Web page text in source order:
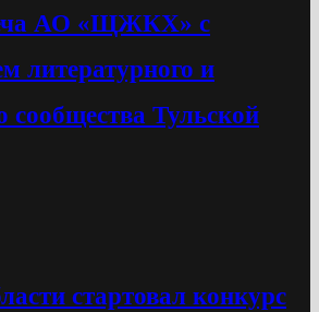
АО «ЩЖКХ» с
литературного и
сообщества Тульской
стартовал конкурс